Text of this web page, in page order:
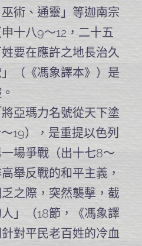
術、通靈」等迦南宗
十八9～12，二十五
要在應許之地長治久
（《馮象譯本》）是
亞瑪力名號從天下塗
19），是重提以色列
場爭戰（出十七8～
舉反戰的和平主義，
之際，突然襲擊，截
」（18節，《馮象譯
對平民老百姓的冷血